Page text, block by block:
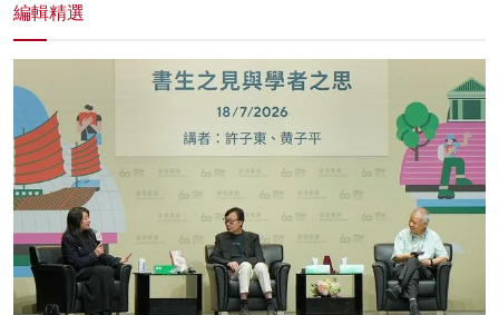
編輯精選